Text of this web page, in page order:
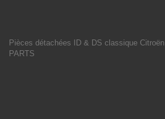
Pièces détachées ID & DS classique Citroën
PARTS